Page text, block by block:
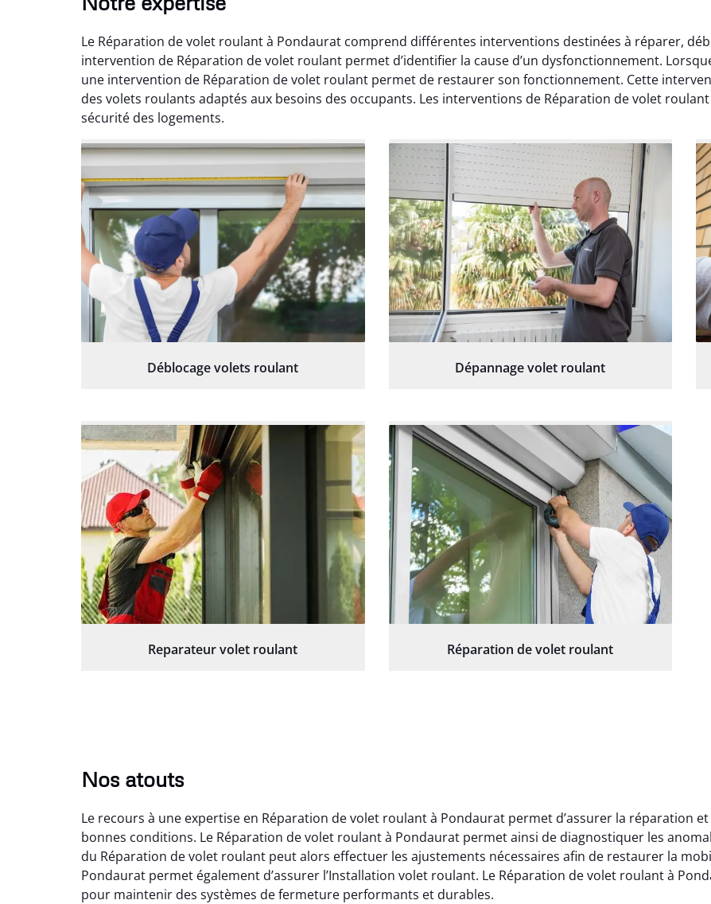
Le Réparation de volet roulant à Pondaurat comprend différentes interventions destinées à réparer,
intervention de Réparation de volet roulant permet d’identifier la cause d’un dysfonctionnement.
une intervention de Réparation de volet roulant permet de restaurer son fonctionnement. Cette
des volets roulants adaptés aux besoins des occupants. Les interventions de Réparation de volet
sécurité des logements.
Déblocage volets roulant Dépannage volet roulant
Reparateur volet roulant Réparation de volet roulant
Nos atouts
Le recours à une expertise en Réparation de volet roulant à Pondaurat permet d’assurer la réparation
bonnes conditions. Le Réparation de volet roulant à Pondaurat permet ainsi de diagnostiquer les
du Réparation de volet roulant peut alors effectuer les ajustements nécessaires afin de restaurer la
Pondaurat permet également d’assurer l’Installation volet roulant. Le Réparation de volet roulant à
pour maintenir des systèmes de fermeture performants et durables.